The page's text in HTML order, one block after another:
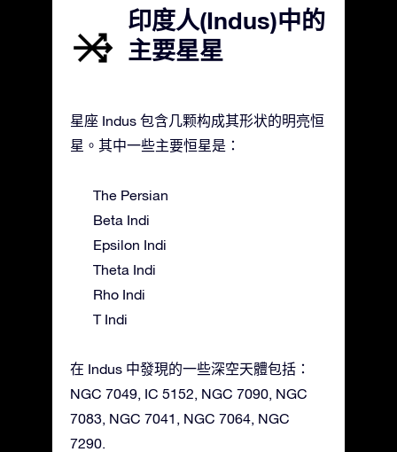
印度人(Indus)中的
主要星星
星座 Indus 包含几颗构成其形状的明亮恒
星。其中一些主要恒星是：
The Persian
Beta Indi
Epsilon Indi
Theta Indi
Rho Indi
T Indi
在 Indus 中發現的一些深空天體包括：
NGC 7049, IC 5152, NGC 7090, NGC
7083, NGC 7041, NGC 7064, NGC
7290.